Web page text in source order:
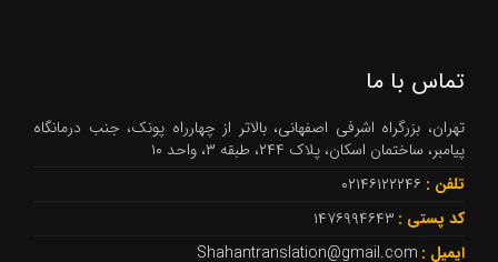
تماس با ما
تهران، بزرگراه اشرفی اصفهانی، بالاتر از چهارراه پونک، جنب درمانگاه
پیامبر، ساختمان اسکان، پلاک ۲۴۴، طبقه ۳، واحد ۱۰
تلفن : ۰۲۱۴۶۱۲۲۲۴۶
کد پستی : ۱۴۷۶۹۹۴۶۴۳
ایمیل : Shahantranslation@gmail.com